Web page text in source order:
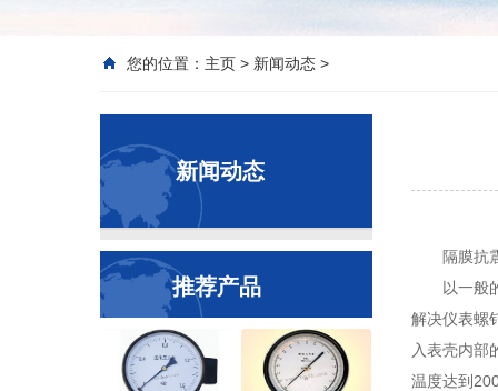
您的位置： 主页 > 新闻动态 >
新闻动态
推荐产品
隔膜抗
以一般
解决仪表螺
入表壳内部
温度达到